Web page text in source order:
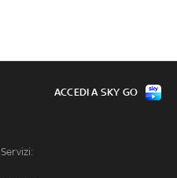
Servizi:
ACCEDI A SKY GO